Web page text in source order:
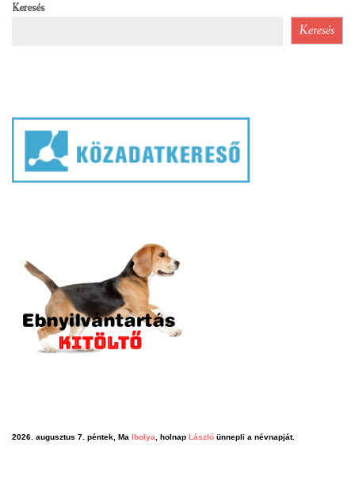
Keresés
Keresés
2026. augusztus 7. péntek, Ma Ibolya, holnap László ünnepli a névnapját.